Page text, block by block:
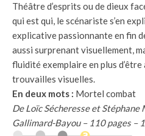
Théâtre d’esprits ou de dieux
qui est qui, le scénariste s’en
explicative passionnante en fin
aussi surprenant visuellement,
fluidité exemplaire en plus
trouvailles visuelles.
En deux mots : Mortel combat
De Loïc Sécheresse et
Gallimard-Bayou – 110 pages –